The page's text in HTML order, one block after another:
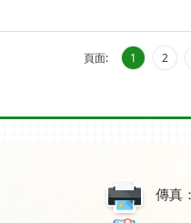
頁面: 1 2
傳真